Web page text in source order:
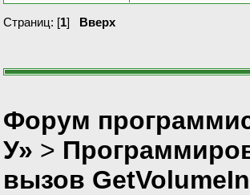
Страниц: [1] Вверх
Форум
У» >
вызов